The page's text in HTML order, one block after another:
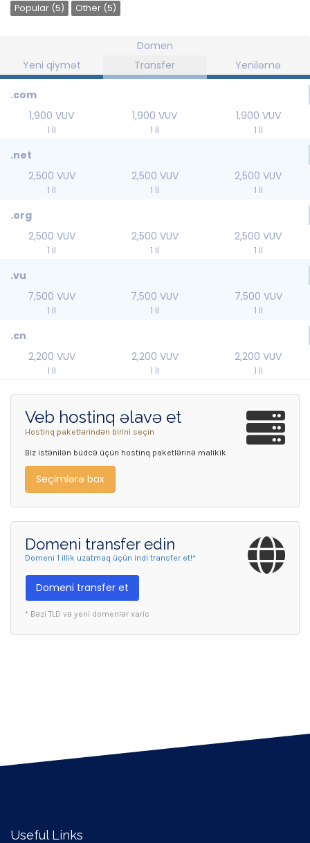
Popular (5) Other (5)
Domen
Yeni qiymət
Transfer Yeniləmə
.com
1,900 VUV
1 İl
1,900 VUV
1 İl
1,900 VUV
1 İl
.net
2,500 VUV
1 İl
2,500 VUV
1 İl
2,500 VUV
1 İl
.org
2,500 VUV
1 İl
2,500 VUV
1 İl
2,500 VUV
1 İl
.vu
7,500 VUV
1 İl
7,500 VUV
1 İl
7,500 VUV
1 İl
.cn
2,200 VUV
1 İl
2,200 VUV
1 İl
2,200 VUV
1 İl
Veb hostinq əlavə et
Hostinq paketlərindən birini seçin
Biz istənilən büdcə üçün hostinq paketlərinə malikik
Seçimlərə bax
Domeni transfer edin
Domeni 1 illik uzatmaq üçün indi transfer et!*
Domeni transfer et
* Bəzi TLD və yeni domenlər xaric
Useful Links